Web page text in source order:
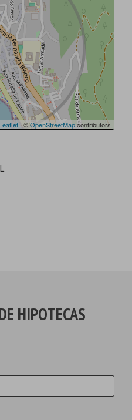
Leaflet| ©OpenStreetMapcontributors
HIPOTECAS